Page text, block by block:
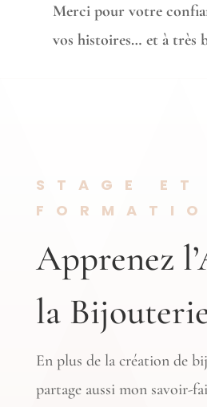
Merci pour votre
vos histoires… et à très
STAGE ET
Apprenez
la
En plus de la création de
partage aussi mon savoir-